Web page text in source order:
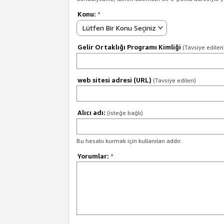
Konu: *
Lütfen Bir Konu Seçiniz
Gelir Ortaklığı Programı Kimliği (Tavsiye
web sitesi adresi (URL) (Tavsiye edilen)
Alıcı adı: (isteğe bağlı)
Bu hesabı kurmak için kullanılan addır.
Yorumlar: *